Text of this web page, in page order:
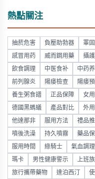
熱點關注
抽菸危害 負壓助勃器 睪
感冒用药 威而鋼用藥 攝
飲食調理 中医食补 中药
前列腺炎 陽痿檢查 陽痿
養生粥食譜 正品保障 女
德國黑螞蟻 產品對比 外
他達那非 服用方法 禮品
噴後洗澡 持久噴霧 藥品
服用時間 綠騎士 氣血調理
瑪卡 男性健康警示 上班
旅行攜帶藥物 達泊西汀